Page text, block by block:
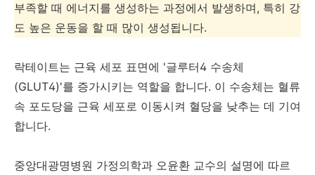
부족할 때 에너지를 생성하는 과정에서 발생하며, 특히 강
도 높은 운동을 할 때 많이 생성됩니다.
락테이트는 근육 세포 표면에 '글루터4 수송체
(GLUT4)'를 증가시키는 역할을 합니다. 이 수송체는 혈류
속 포도당을 근육 세포로 이동시켜 혈당을 낮추는 데 기여
합니다.
중앙대광명병원 가정의학과 오윤환 교수의 설명에 따르